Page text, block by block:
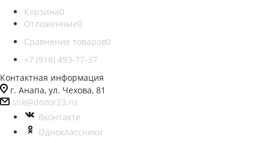
Корзина0
Отложенные0
Сравнение товаров0
+7 (918) 493-77-37
Контактная информация
г. Анапа, ул. Чехова, 81
snk@dozor23.ru
Вконтакте
Одноклассники